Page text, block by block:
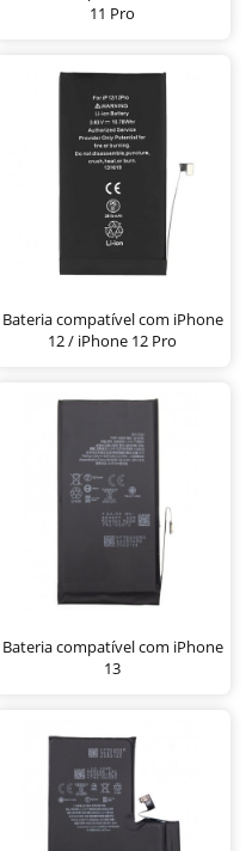
11 Pro
Bateria compatível com iPhone
12 / iPhone 12 Pro
Bateria compatível com iPhone
13